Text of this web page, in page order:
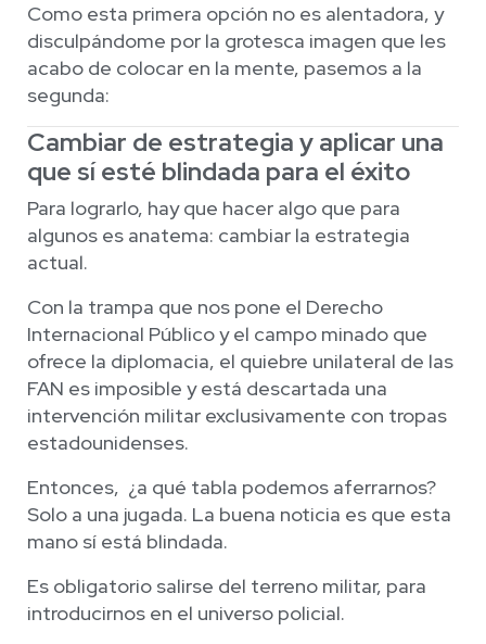
Como esta primera opción no es alentadora, y
disculpándome por la grotesca imagen que les
acabo de colocar en la mente, pasemos a la
segunda:
Cambiar de estrategia y aplicar una
que sí esté blindada para el éxito
Para lograrlo, hay que hacer algo que para
algunos es anatema: cambiar la estrategia
actual.
Con la trampa que nos pone el Derecho
Internacional Público y el campo minado que
ofrece la diplomacia, el quiebre unilateral de las
FAN es imposible y está descartada una
intervención militar exclusivamente con tropas
estadounidenses.
Entonces, ¿a qué tabla podemos aferrarnos?
Solo a una jugada. La buena noticia es que esta
mano sí está blindada.
Es obligatorio salirse del terreno militar, para
introducirnos en el universo policial.